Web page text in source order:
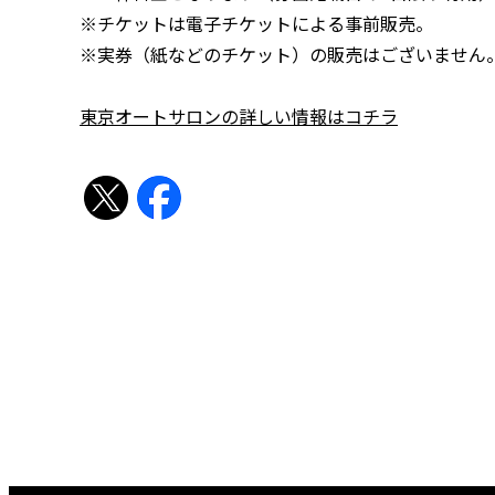
※チケットは電子チケットによる事前販売。
※実券（紙などのチケット）の販売はございません
東京オートサロンの詳しい情報はコチラ